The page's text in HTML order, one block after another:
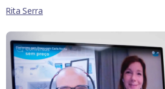
Rita Serra